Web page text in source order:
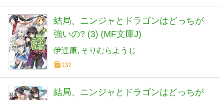
結局、ニンジャとドラゴンはどっちが
強いの? (3) (MF文庫J)
伊達康 そりむらようじ
137
結局、ニンジャとドラゴンはどっちが